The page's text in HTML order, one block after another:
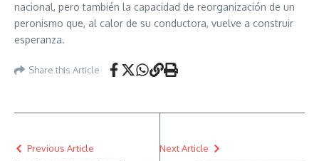
nacional, pero también la capacidad de reorganización de un
peronismo que, al calor de su conductora, vuelve a construir
esperanza.
Share this Article
Previous Article Next Article